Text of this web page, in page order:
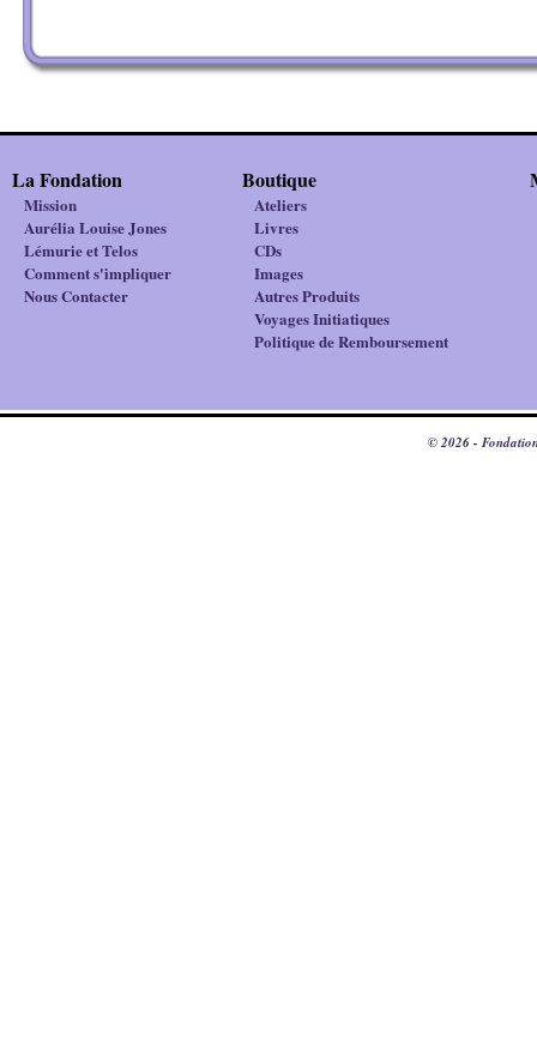
La Fondation
Mission
Aurélia Louise Jones
Lémurie et Telos
Comment s'impliquer
Nous Contacter
Boutique
Ateliers
Livres
CDs
Images
Autres Produits
Voyages Initiatiques
Politique de Remboursement
© 2026 -